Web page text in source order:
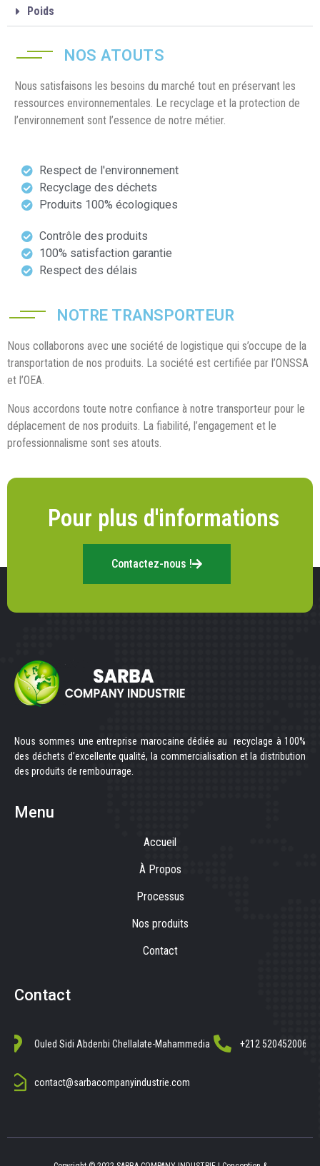
Poids
NOS ATOUTS
Nous satisfaisons les besoins du marché tout en préservant les
ressources environnementales. Le recyclage et la protection de
l’environnement sont l’essence de notre métier.
Respect de l'environnement
Recyclage des déchets
Produits 100% écologiques
Contrôle des produits
100% satisfaction garantie
Respect des délais
NOTRE TRANSPORTEUR
Nous collaborons avec une société de logistique qui s’occupe de la
transportation de nos produits. La société est certifiée par l’ONSSA
et l’OEA.
Nous accordons toute notre confiance à notre transporteur pour le
déplacement de nos produits. La fiabilité, l’engagement et le
professionnalisme sont ses atouts.
Pour plus d'informations
Contactez-nous !
Nous sommes une entreprise marocaine dédiée au recyclage à 100%
des déchets d’excellente qualité, la commercialisation et la distribution
des produits de rembourrage.
Menu
Accueil
À Propos
Processus
Nos produits
Contact
Contact
Ouled Sidi Abdenbi Chellalate-Mahammedia +212 520452006
contact@sarbacompanyindustrie.com